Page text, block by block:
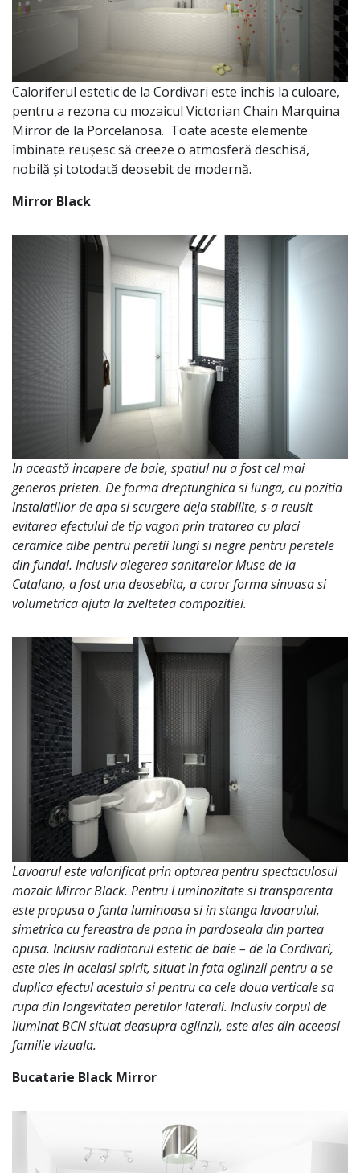
Caloriferul estetic de la Cordivari este închis la culoare,
pentru a rezona cu mozaicul Victorian Chain Marquina
Mirror de la Porcelanosa. Toate aceste elemente
îmbinate reușesc să creeze o atmosferă deschisă,
nobilă și totodată deosebit de modernă.
Mirror Black
In această incapere de baie, spatiul nu a fost cel mai
generos prieten. De forma dreptunghica si lunga, cu pozitia
instalatiilor de apa si scurgere deja stabilite, s-a reusit
evitarea efectului de tip vagon prin tratarea cu placi
ceramice albe pentru peretii lungi si negre pentru peretele
din fundal. Inclusiv alegerea sanitarelor Muse de la
Catalano, a fost una deosebita, a caror forma sinuasa si
volumetrica ajuta la zveltetea compozitiei.
Lavoarul este valorificat prin optarea pentru spectaculosul
mozaic Mirror Black. Pentru Luminozitate si transparenta
este propusa o fanta luminoasa si in stanga lavoarului,
simetrica cu fereastra de pana in pardoseala din partea
opusa. Inclusiv radiatorul estetic de baie – de la Cordivari,
este ales in acelasi spirit, situat in fata oglinzii pentru a se
duplica efectul acestuia si pentru ca cele doua verticale sa
rupa din longevitatea peretilor laterali. Inclusiv corpul de
iluminat BCN situat deasupra oglinzii, este ales din aceeasi
familie vizuala.
Bucatarie Black Mirror